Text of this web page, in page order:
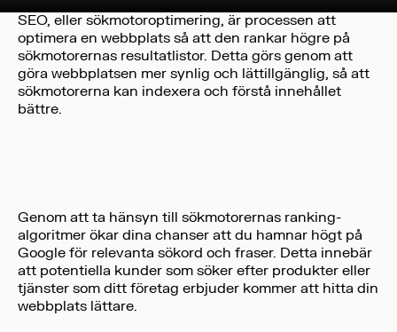
SEO, eller sökmotoroptimering, är processen att
optimera en webbplats så att den rankar högre på
sökmotorernas resultatlistor. Detta görs genom att
göra webbplatsen mer synlig och lättillgänglig, så att
sökmotorerna kan indexera och förstå innehållet
bättre.
Genom att ta hänsyn till sökmotorernas ranking-
algoritmer ökar dina chanser att du hamnar högt på
Google för relevanta sökord och fraser. Detta innebär
att potentiella kunder som söker efter produkter eller
tjänster som ditt företag erbjuder kommer att hitta din
webbplats lättare.